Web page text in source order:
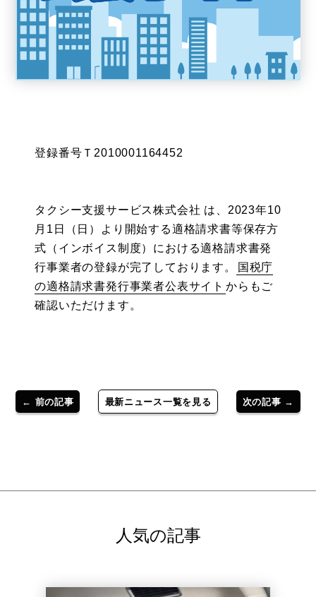
登録番号Ｔ2010001164452
タクシー支援サービス株式会社 は、2023年10
月1日（日）より開始する適格請求書等保存方
式（インボイス制度）における適格請求書発
行事業者の登録が完了しております。
国税庁
の適格請求書発行事業者公表サイト からもご
確認いただけます。
← 前の記事 最新ニュース一覧を見る 次の記事 →
人気の記事